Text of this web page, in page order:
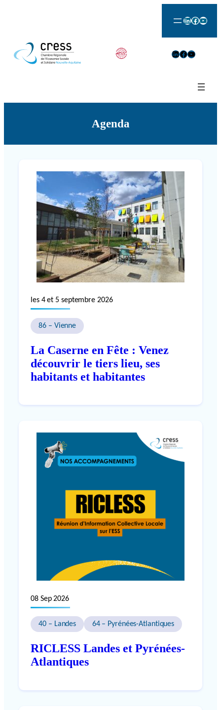
LinkedIn
Facebook
LinkedIn
Facebook
YouTube
Agenda
les 4 et 5 septembre 2026
86 – Vienne
La Caserne en Fête : Venez
découvrir le tiers lieu, ses
habitants et habitantes
08 Sep 2026
40 – Landes 64 – Pyrénées-Atlantiques
RICLESS Landes et Pyrénées-
Atlantiques